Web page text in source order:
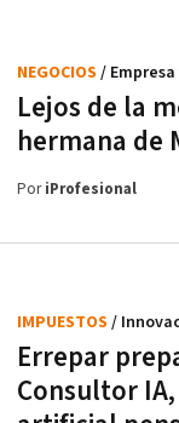
Lejos de la
hermana de
NEGOCIOS /
PoriProfesional
Errepar
Consultor
IMPUESTOS /